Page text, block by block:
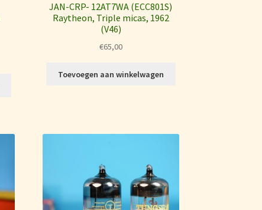
JAN-CRP- 12AT7WA (ECC801S)
Raytheon, Triple micas, 1962
(V46)
€65,00
Toevoegen aan winkelwagen